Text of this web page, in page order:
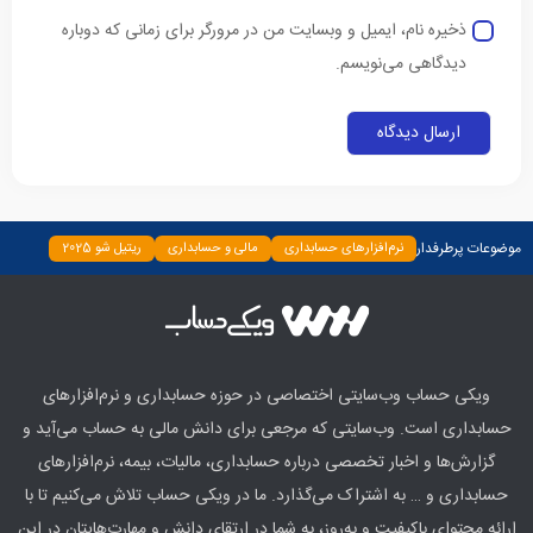
ذخیره نام، ایمیل و وبسایت من در مرورگر برای زمانی که دوباره
دیدگاهی می‌نویسم.
موضوعات پرطرفدار نرم‌افزارهای حسابداری مالی و حسابداری
ریتیل شو 2025
دسته‌بندی نشده
چپ چین بیمه و بانک اخبار ابزارها
ویکی حساب وب‌سایتی اختصاصی در حوزه حسابداری و نرم‌افزارهای
حسابداری است. وب‌سایتی که مرجعی برای دانش مالی به حساب می‌آید و
گزارش‌ها و اخبار تخصصی درباره حسابداری، مالیات، بیمه، نرم‌افزارهای
حسابداری و … به اشتراک می‌گذارد. ما در ویکی حساب تلاش می‌کنیم تا با